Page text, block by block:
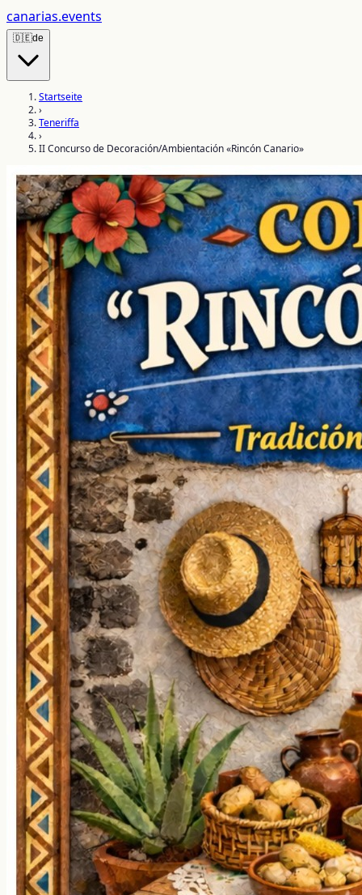
canarias.events
🇩🇪de
Startseite
›
Teneriffa
›
II Concurso de Decoración/Ambientación «Rincón Canario»